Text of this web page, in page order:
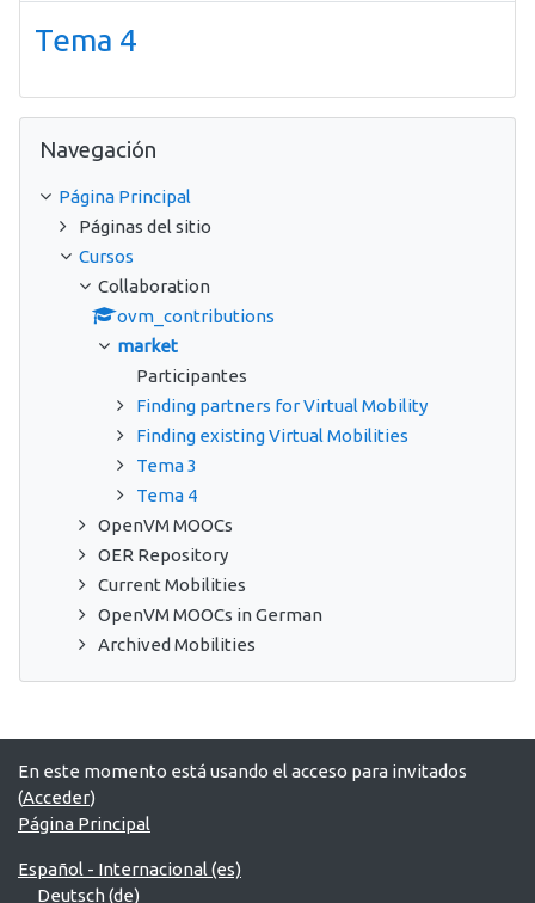
Tema 4
Navegación
Página Principal
Páginas del sitio
Cursos
Collaboration
ovm_contributions
market
Participantes
Finding partners for Virtual Mobility
Finding existing Virtual Mobilities
Tema 3
Tema 4
OpenVM MOOCs
OER Repository
Current Mobilities
OpenVM MOOCs in German
Archived Mobilities
En este momento está usando el acceso para invitados
(Acceder)
Página Principal
Español - Internacional ‎(es)‎
Deutsch ‎(de)‎